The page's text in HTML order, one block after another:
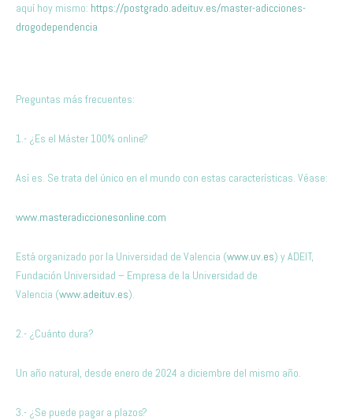
aquí hoy mismo: https://postgrado.adeituv.es/master-adicciones-
drogodependencia
Preguntas más frecuentes:
1.- ¿Es el Máster 100% online?
Así es. Se trata del único en el mundo con estas características. Véase:
www.masteradiccionesonline.com
Está organizado por la Universidad de Valencia (www.uv.es) y ADEIT,
Fundación Universidad – Empresa de la Universidad de
Valencia (www.adeituv.es).
2.- ¿Cuánto dura?
Un año natural, desde enero de 2024 a diciembre del mismo año.
3.- ¿Se puede pagar a plazos?